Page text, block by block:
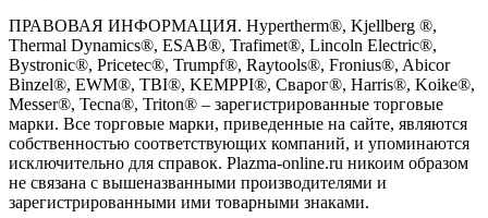
ПРАВОВАЯ ИНФОРМАЦИЯ. Hypertherm®, Kjellberg ®,
Thermal Dynamics®, ESAB®, Trafimet®, Lincoln Electric®,
Bystronic®, Pricetec®, Trumpf®, Raytools®, Fronius®, Abicor
Binzel®, EWM®, TBI®, KEMPPI®, Сварог®, Harris®, Koike®,
Messer®, Tecna®, Triton® – зарегистрированные торговые
марки. Все торговые марки, приведенные на сайте, являются
собственностью соответствующих компаний, и упоминаются
исключительно для справок. Plazma-online.ru никоим образом
не связана с вышеназванными производителями и
зарегистрированными ими товарными знаками.